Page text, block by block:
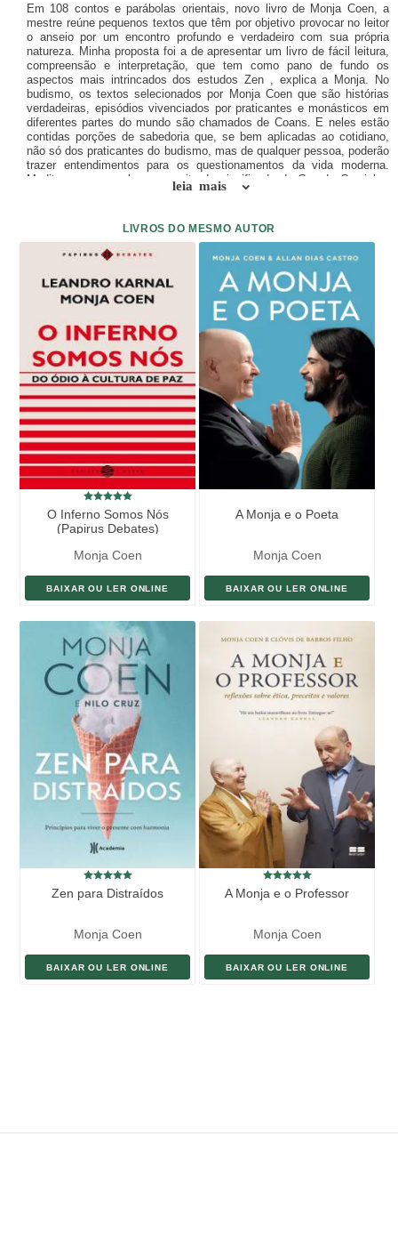
Em 108 contos e parábolas orientais, novo livro de Monja Coen, a
mestre reúne pequenos textos que têm por objetivo provocar no leitor
o anseio por um encontro profundo e verdadeiro com sua própria
natureza. Minha proposta foi a de apresentar um livro de fácil leitura,
compreensão e interpretação, que tem como pano de fundo os
aspectos mais intrincados dos estudos Zen , explica a Monja. No
budismo, os textos selecionados por Monja Coen que são histórias
verdadeiras, episódios vivenciados por praticantes e monásticos em
diferentes partes do mundo são chamados de Coans. E neles estão
contidas porções de sabedoria que, se bem aplicadas ao cotidiano,
não só dos praticantes do budismo, mas de qualquer pessoa, poderão
trazer entendimentos para os questionamentos da vida moderna.
Meditar, por exemplo, a respeito do significado do Grande Caminho,
entender a verdadeira essência do budismo, conectar-se com o
do carma, à luz do budismo, são alguns dos benefícios da leitura.
leia mais
LIVROS DO MESMO AUTOR
O Inferno Somos Nós
(Papirus Debates)
Monja Coen
BAIXAR OU LER ONLINE
A Monja e o Poeta
Monja Coen
BAIXAR OU LER ONLINE
Zen para Distraídos
Monja Coen
BAIXAR OU LER ONLINE
A Monja e o Professor
Monja Coen
BAIXAR OU LER ONLINE